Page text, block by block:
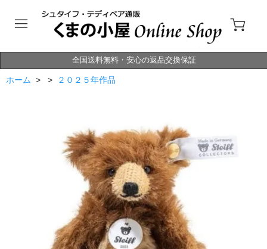
全国送料無料・安心の返品交換保証
ホーム > > ２０２５年作品